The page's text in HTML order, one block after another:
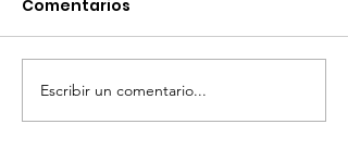
TourTravelynByFraveo
participó en la
Comentarios
Escribir un comentario...